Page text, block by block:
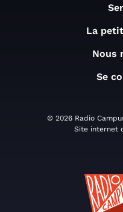
La
Nous
Se
© 2026 Radio
Site internet